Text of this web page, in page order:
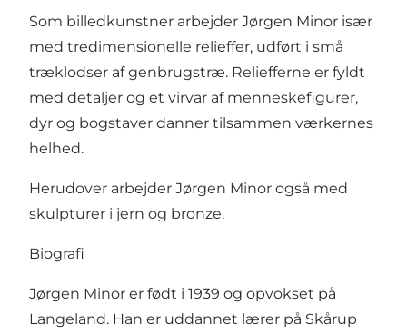
Som billedkunstner arbejder Jørgen Minor især
med tredimensionelle relieffer, udført i små
træklodser af genbrugstræ. Reliefferne er fyldt
med detaljer og et virvar af menneskefigurer,
dyr og bogstaver danner tilsammen værkernes
helhed.
Herudover arbejder Jørgen Minor også med
skulpturer i jern og bronze.
Biografi
Jørgen Minor er født i 1939 og opvokset på
Langeland. Han er uddannet lærer på Skårup